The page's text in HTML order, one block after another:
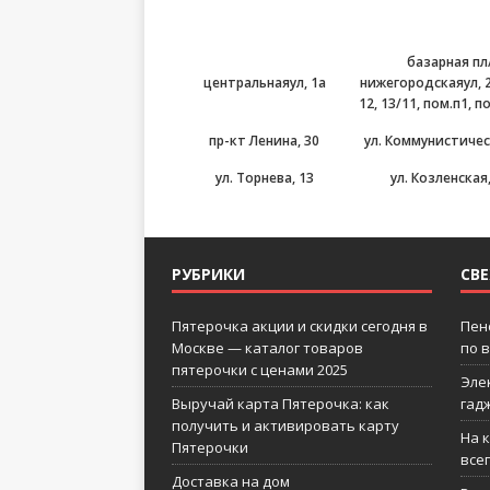
центральнаяул, 1а
базарная
нижегородскаяул,
12, 13/11, пом.п1,
пр-кт Ленина, 30 ул.
ул. Торнева, 13
ул.
РУБРИКИ
Пятерочка акции и скидки сегодня в
Москве — каталог товаров
пятерочки с ценами 2025
Выручай карта Пятерочка: как
получить и активировать карту
Пятерочки
Доставка на дом
по
На